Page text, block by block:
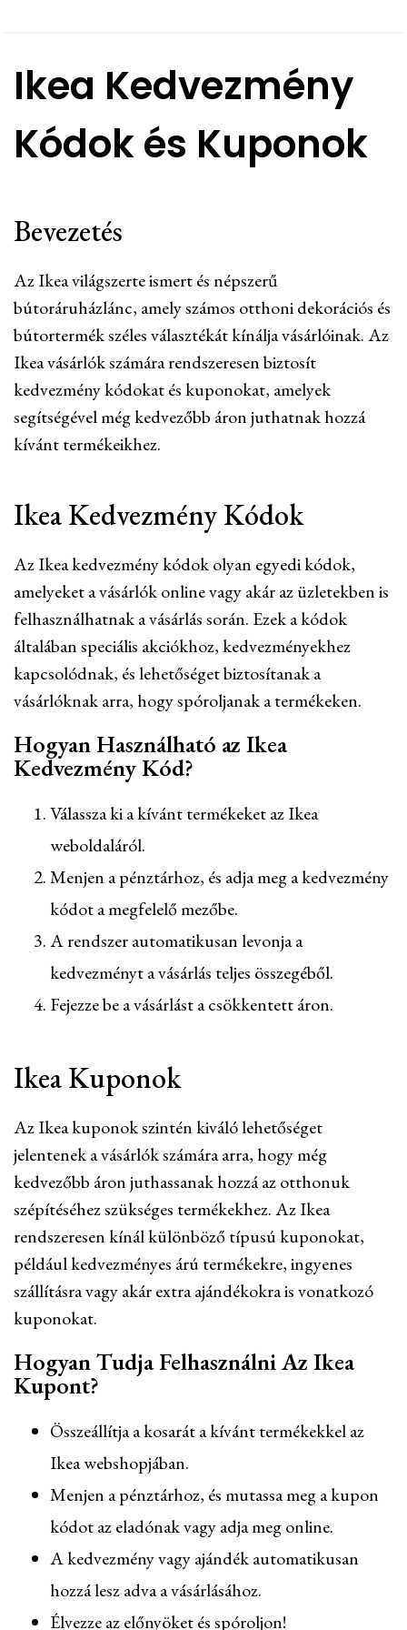
Ikea Kedvezmény
Kódok és Kuponok
Bevezetés
Az Ikea világszerte ismert és népszerű
bútoráruházlánc, amely számos otthoni dekorációs és
bútortermék széles választékát kínálja vásárlóinak. Az
Ikea vásárlók számára rendszeresen biztosít
kedvezmény kódokat és kuponokat, amelyek
segítségével még kedvezőbb áron juthatnak hozzá
kívánt termékeikhez.
Ikea Kedvezmény Kódok
Az Ikea kedvezmény kódok olyan egyedi kódok,
amelyeket a vásárlók online vagy akár az üzletekben is
felhasználhatnak a vásárlás során. Ezek a kódok
általában speciális akciókhoz, kedvezményekhez
kapcsolódnak, és lehetőséget biztosítanak a
vásárlóknak arra, hogy spóroljanak a termékeken.
Hogyan Használható az Ikea
Kedvezmény Kód?
Válassza ki a kívánt termékeket az Ikea
weboldaláról.
Menjen a pénztárhoz, és adja meg a kedvezmény
kódot a megfelelő mezőbe.
A rendszer automatikusan levonja a
kedvezményt a vásárlás teljes összegéből.
Fejezze be a vásárlást a csökkentett áron.
Ikea Kuponok
Az Ikea kuponok szintén kiváló lehetőséget
jelentenek a vásárlók számára arra, hogy még
kedvezőbb áron juthassanak hozzá az otthonuk
szépítéséhez szükséges termékekhez. Az Ikea
rendszeresen kínál különböző típusú kuponokat,
például kedvezményes árú termékekre, ingyenes
szállításra vagy akár extra ajándékokra is vonatkozó
kuponokat.
Hogyan Tudja Felhasználni Az Ikea
Kupont?
Összeállítja a kosarát a kívánt termékekkel az
Ikea webshopjában.
Menjen a pénztárhoz, és mutassa meg a kupon
kódot az eladónak vagy adja meg online.
A kedvezmény vagy ajándék automatikusan
hozzá lesz adva a vásárlásához.
Élvezze az előnyöket és spóroljon!